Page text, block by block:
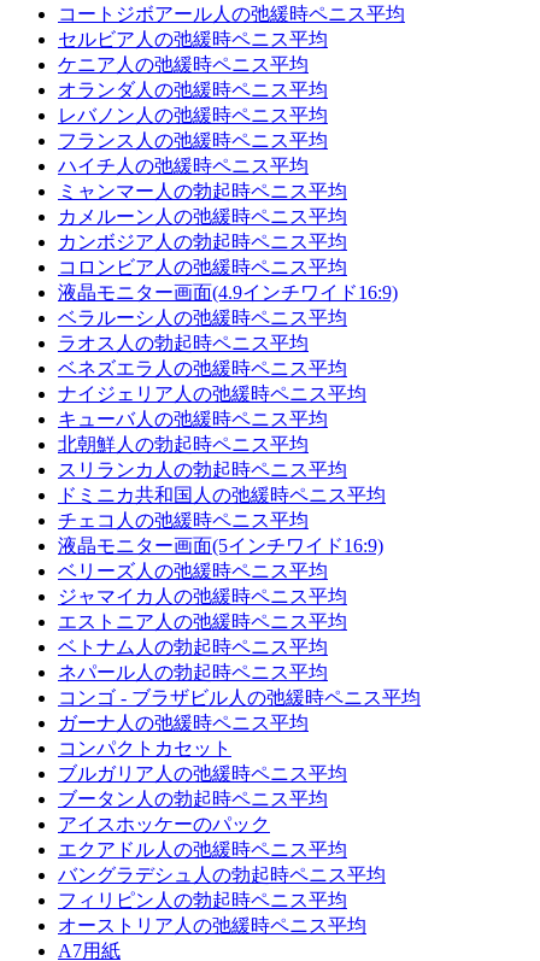
コー​​トジボアール人の弛緩時ペニス平均
セルビア人の弛緩時ペニス平均
ケニア人の弛緩時ペニス平均
オランダ人の弛緩時ペニス平均
レバノン人の弛緩時ペニス平均
フランス人の弛緩時ペニス平均
ハイチ人の弛緩時ペニス平均
ミャンマー人の勃起時ペニス平均
カメルーン人の弛緩時ペニス平均
カンボジア人の勃起時ペニス平均
コロンビア人の弛緩時ペニス平均
液晶モニター画面(4.9インチワイド16:9)
ベラルーシ人の弛緩時ペニス平均
ラオス人の勃起時ペニス平均
ベネズエラ人の弛緩時ペニス平均
ナイジェリア人の弛緩時ペニス平均
キューバ人の弛緩時ペニス平均
北朝鮮人の勃起時ペニス平均
スリランカ人の勃起時ペニス平均
ドミニカ共和国人の弛緩時ペニス平均
チェコ人の弛緩時ペニス平均
液晶モニター画面(5インチワイド16:9)
ベリーズ人の弛緩時ペニス平均
ジャマイカ人の弛緩時ペニス平均
エストニア人の弛緩時ペニス平均
ベトナム人の勃起時ペニス平均
ネパール人の勃起時ペニス平均
コンゴ - ブラザビル人の弛緩時ペニス平均
ガーナ人の弛緩時ペニス平均
コンパクトカセット
ブルガリア人の弛緩時ペニス平均
ブータン人の勃起時ペニス平均
アイスホッケーのパック
エクアドル人の弛緩時ペニス平均
バングラデシュ人の勃起時ペニス平均
フィリピン人の勃起時ペニス平均
オーストリア人の弛緩時ペニス平均
A7用紙